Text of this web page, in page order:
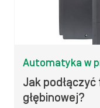
Automatyka w
Jak
głębinowej?